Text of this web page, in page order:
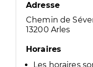
Adresse
Chemin de
13200 Arles
Horaires
Les horaires